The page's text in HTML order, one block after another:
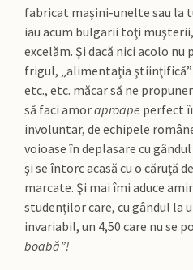
fabricat maşini-unelte sau la
iau acum bulgarii toţi
excelăm. Şi dacă nici acolo nu
frigul, „alimentaţia
etc., etc. măcar să ne
să faci amoraproape perfect
involuntar, de echipele
voioase în deplasare cu
şi se întorc acasă cu o căruţă
marcate. Şi mai îmi aduce
studenţilor care, cu gândul la
invariabil, un 4,50 care nu se
boabă”!